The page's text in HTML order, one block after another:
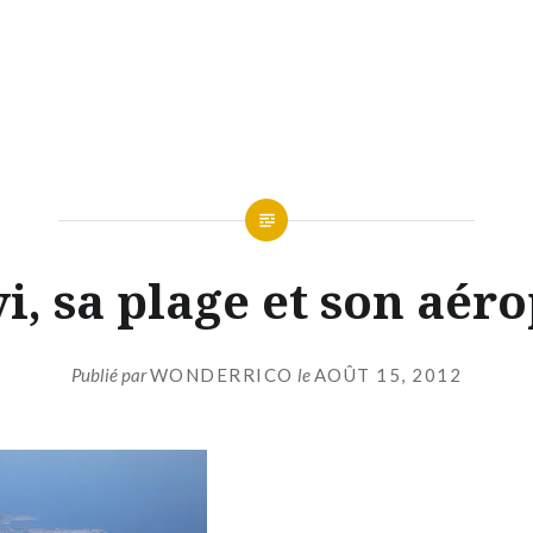
sa plage et son
Publié parWONDERRICO le AOÛT 15, 2012